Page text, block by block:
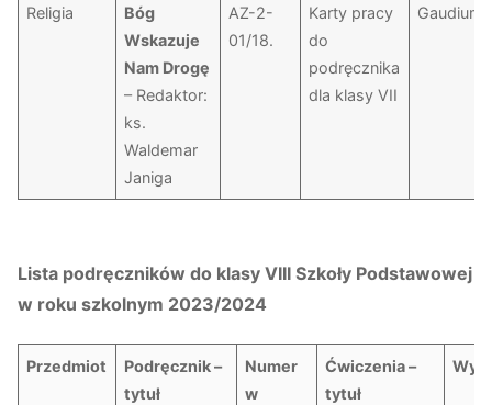
Religia
Bóg
Wskazuje
Nam Drogę
– Redaktor:
ks.
Waldemar
Janiga
AZ-2-
01/18.
Karty pracy
do
podręcznika
dla klasy VII
Gaudium
Lista podręczników do klasy VIII Szkoły Podstawowej
w roku szkolnym 2023/2024
Przedmiot
Podręcznik –
tytuł
Numer
w
Ćwiczenia –
tytuł